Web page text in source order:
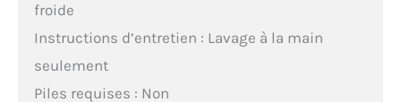
froide
Instructions d’entretien : Lavage à la main
seulement
Piles requises : Non